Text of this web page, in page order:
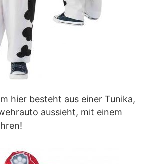
hier besteht aus einer Tunika,
aussieht, mit einem